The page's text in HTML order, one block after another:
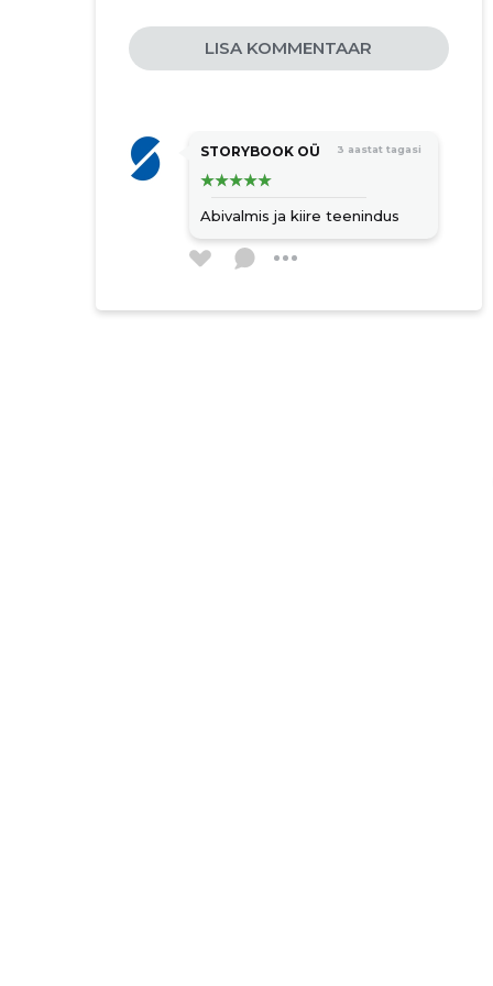
paigaldustööd
hüdroisolatsioon
pinnatöötlus
paigaldus
viimistlustööd
LISA KOMMENTAAR
STORYBOOK OÜ 3 aastat tagasi
Abivalmis ja kiire teenindus